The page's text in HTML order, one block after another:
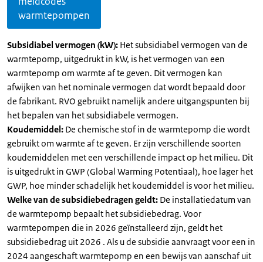
warmtepompen
Subsidiabel vermogen (kW): Het subsidiabel vermogen van de
warmtepomp, uitgedrukt in kW, is het vermogen van een
warmtepomp om warmte af te geven. Dit vermogen kan
afwijken van het nominale vermogen dat wordt bepaald door
de fabrikant. RVO gebruikt namelijk andere uitgangspunten bij
het bepalen van het subsidiabele vermogen.
Koudemiddel: De chemische stof in de warmtepomp die wordt
gebruikt om warmte af te geven. Er zijn verschillende soorten
koudemiddelen met een verschillende impact op het milieu. Dit
is uitgedrukt in GWP (Global Warming Potentiaal), hoe lager het
GWP, hoe minder schadelijk het koudemiddel is voor het milieu.
Welke van de subsidiebedragen geldt: De installatiedatum van
de warmtepomp bepaalt het subsidiebedrag. Voor
warmtepompen die in 2026 geïnstalleerd zijn, geldt het
subsidiebedrag uit 2026 . Als u de subsidie aanvraagt voor een in
2024 aangeschaft warmtepomp en een bewijs van aanschaf uit